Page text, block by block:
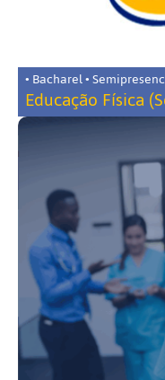
• Bacharel •
Educação Física